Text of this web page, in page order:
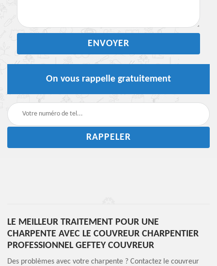
On vous rappelle gratuitement
LE MEILLEUR TRAITEMENT POUR UNE
CHARPENTE AVEC LE COUVREUR CHARPENTIER
PROFESSIONNEL GEFTEY COUVREUR
Des problèmes avec votre charpente ? Contactez le couvreur